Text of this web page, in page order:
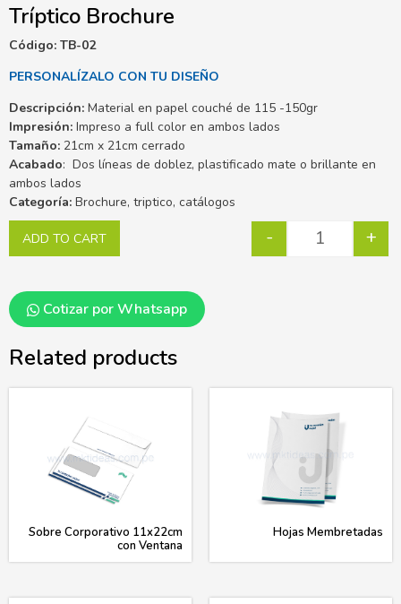
Tríptico Brochure
Código: TB-02
PERSONALÍZALO CON TU DISEÑO
Descripción: Material en papel couché de 115 -150gr
Impresión: Impreso a full color en ambos lados
Tamaño: 21cm x 21cm cerrado
Acabado: Dos líneas de doblez, plastificado mate o brillante en
ambos lados
Categoría: Brochure, triptico, catálogos
- +
ADD TO CART
Cotizar por Whatsapp
Related products
Sobre Corporativo 11x22cm
con Ventana
Hojas Membretadas